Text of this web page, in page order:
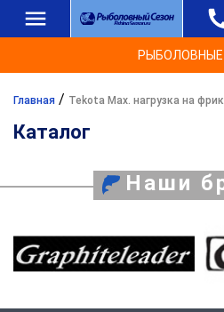
РЫБОЛОВНЫЕ
Главная / Tekota Max. нагрузка на
Каталог
Наши